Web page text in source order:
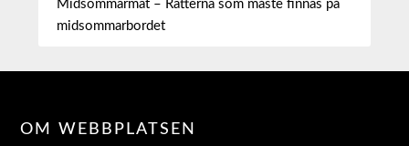
Midsommarmat – Rätterna som måste finnas på
midsommarbordet
OM WEBBPLATSEN